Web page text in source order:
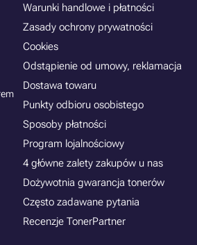
Warunki handlowe i płatności
Zasady ochrony prywatności
Cookies
Odstąpienie od umowy, reklamacja
Dostawa towaru
Punkty odbioru osobistego
Sposoby płatności
Program lojalnościowy
4 główne zalety zakupów u nas
Dożywotnia gwarancja tonerów
Często zadawane pytania
Recenzje TonerPartner